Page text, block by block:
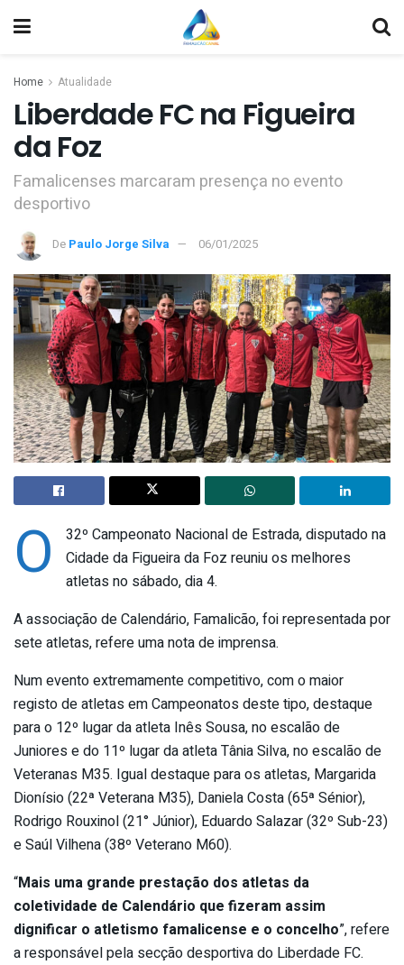
Home Atualidade
Liberdade FC na Figueira
da Foz
Famalicenses marcaram presença no evento
desportivo
De Paulo Jorge Silva 06/01/2025
O
32º Campeonato Nacional de Estrada, disputado na
Cidade da Figueira da Foz reuniu os melhores
atletas no sábado, dia 4.
A associação de Calendário, Famalicão, foi representada por
sete atletas, refere uma nota de imprensa.
Num evento extremamente competitivo, com o maior
registo de atletas em Campeonatos deste tipo, destaque
para o 12º lugar da atleta Inês Sousa, no escalão de
Juniores e do 11º lugar da atleta Tânia Silva, no escalão de
Veteranas M35. Igual destaque para os atletas, Margarida
Dionísio (22ª Veterana M35), Daniela Costa (65ª Sénior),
Rodrigo Rouxinol (21° Júnior), Eduardo Salazar (32º Sub-23)
e Saúl Vilhena (38º Veterano M60).
“Mais uma grande prestação dos atletas da
coletividade de Calendário que fizeram assim
dignificar o atletismo famalicense e o concelho”, refere
a responsável pela secção desportiva do Liberdade FC.